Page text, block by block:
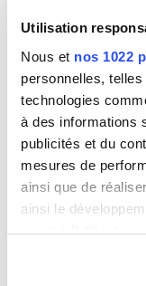
Utilisation
Nous et nos 1022
personnelles,
technologies
à des informations
publicités et du
mesures de
ainsi que de
ainsi le
quant à l'utilisation
moment en
UE LANSAD de
Ce diplôme est
d'un diplôme
s’inscrire à cette
fixés par le CA de
2026).
Pour les étudiants
sa bourse.
Les personnes
déposer leur
2026-2027 ouvre le